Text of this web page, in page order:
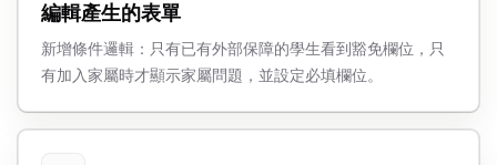
編輯產生的表單
新增條件邏輯：只有已有外部保障的學生看到豁免欄位，只
有加入家屬時才顯示家屬問題，並設定必填欄位。